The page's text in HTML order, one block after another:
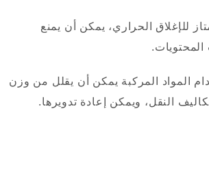
للإغلاق الحراري، يمكن أن يمنع
المواد المركبة يمكن أن يقلل من وزن
النقل، ويمكن إعادة تدويرها.